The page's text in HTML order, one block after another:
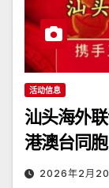
活动信息
汕头海外
港澳台同胞
2026年2月20